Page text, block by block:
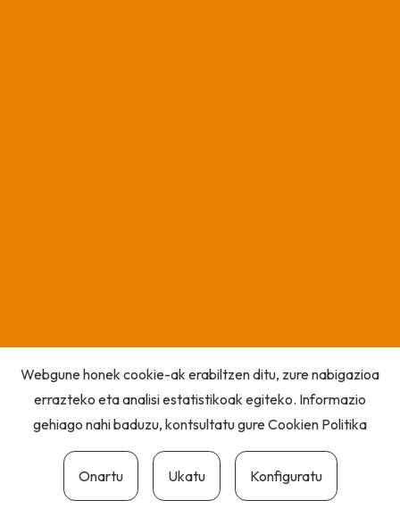
Webgune honek cookie-ak erabiltzen ditu, zure nabigazioa
errazteko eta analisi estatistikoak egiteko. Informazio
gehiago nahi baduzu, kontsultatu gureCookien Politika
Onartu Ukatu Konfiguratu